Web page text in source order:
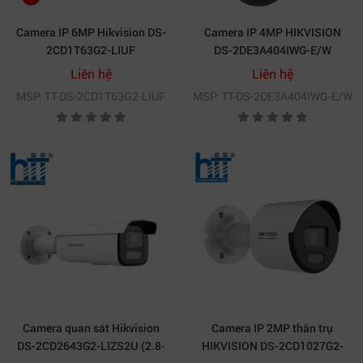
Sản phẩm phù hợp với nhiều loại hình: cửa hàng, văn
phòng, nhà riêng, nhà xưởng, bãi đỗ xe,… bất kể ban
ngày hay ban đêm.
Ví dụ khi bạn cần giám sát kho hàng ngoài trời với ánh
phức tạp – DS-2CD1T63G2-LIUF sẽ là lựa chọn thông
minh: độ phân giải cao, phát hiện chi tiết, vỏ bền bỉ với
4. Những lưu ý khi chọn và lắp đặt
Chọn ống kính phù hợp: 4 mm cho góc rộng, 6 mm
động ổn định.
Camera IP 6MP Hikvision DS-
2CD1T63G2-LIUF
Liên hệ
MSP: TT-DS-2CD1T63G2-LIUF
Camera IP 4MP HIKVISION
DS-2DE3A404IWG-E/W
Liên hệ
MSP: TT-DS-2DE3A404IWG-E/W
Camera quan sát Hikvision
DS-2CD2643G2-LIZS2U (2.8-
Camera IP 2MP thân trụ
HIKVISION DS-2CD1027G2-